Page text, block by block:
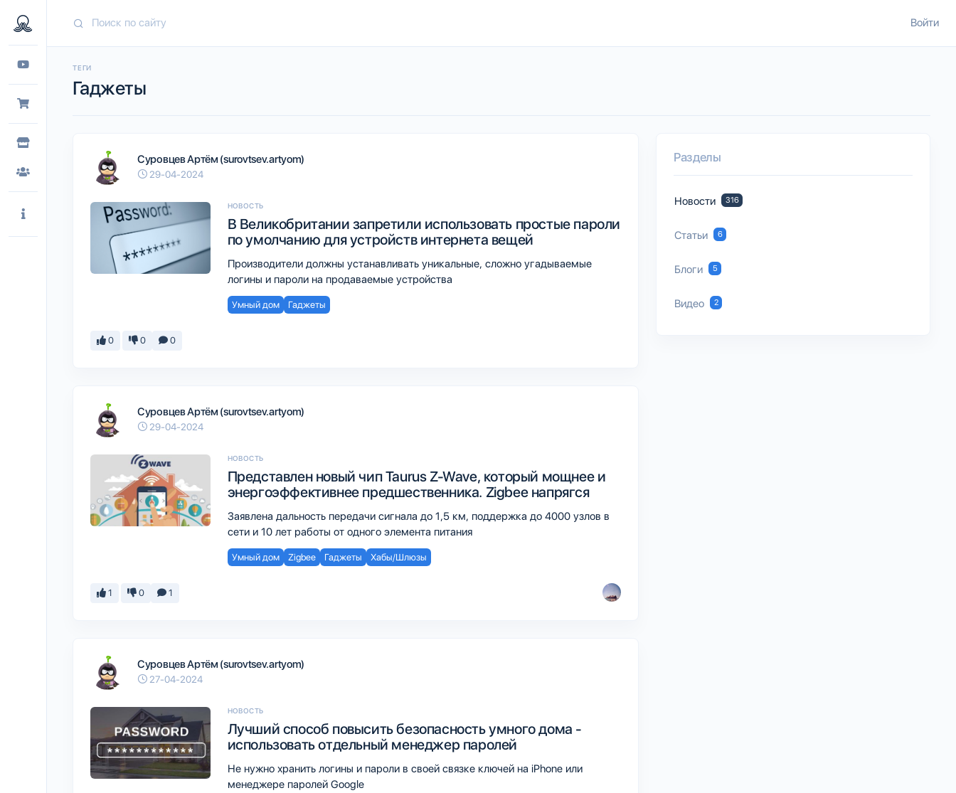
Войти
ТЕГИ
Гаджеты
Суровцев Артём (surovtsev.artyom)
29-04-2024
НОВОСТЬ
В Великобритании запретили использовать простые пароли
по умолчанию для устройств интернета вещей
Производители должны устанавливать уникальные, сложно угадываемые
логины и пароли на продаваемые устройства
Умный дом Гаджеты
0 0 0
Суровцев Артём (surovtsev.artyom)
29-04-2024
НОВОСТЬ
Представлен новый чип Taurus Z-Wave, который мощнее и
энергоэффективнее предшественника. Zigbee напрягся
Заявлена дальность передачи сигнала до 1,5 км, поддержка до 4000 узлов в
сети и 10 лет работы от одного элемента питания
Умный дом Zigbee Гаджеты Хабы/Шлюзы
1 0 1
Суровцев Артём (surovtsev.artyom)
27-04-2024
НОВОСТЬ
Лучший способ повысить безопасность умного дома -
использовать отдельный менеджер паролей
Не нужно хранить логины и пароли в своей связке ключей на iPhone или
менеджере паролей Google
Разделы
Новости 316
Статьи 6
Блоги 5
Видео 2